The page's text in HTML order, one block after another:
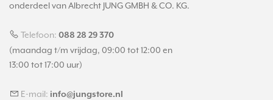
onderdeel van Albrecht JUNG GMBH & CO. KG.
Telefoon: 088 28 29 370
(maandag t/m vrijdag, 09:00 tot 12:00 en
13:00 tot 17:00 uur)
E-mail: info@jungstore.nl